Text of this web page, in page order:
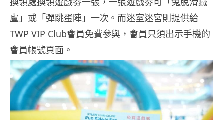
盧」或「彈跳蛋陣」一次。而迷室迷宮則提供給
TWP VIP Club會員免費參與，會員只須出示手機的
會員帳號頁面。